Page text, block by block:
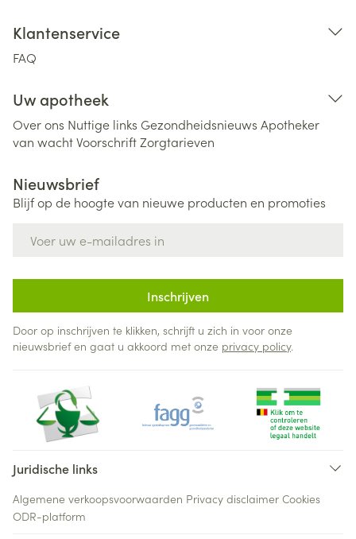
Klantenservice
FAQ
Uw apotheek
Over ons Nuttige links Gezondheidsnieuws Apotheker
van wachtVoorschriftZorgtarieven
Nieuwsbrief
Blijf op de hoogte van nieuwe producten en promoties
Inschrijven
Door op inschrijven te klikken, schrijft u zich in voor onze
nieuwsbrief en gaat u akkoord met onze privacy policy.
Juridische links
Algemene verkoopsvoorwaarden Privacy disclaimer Cookies
ODR-platform